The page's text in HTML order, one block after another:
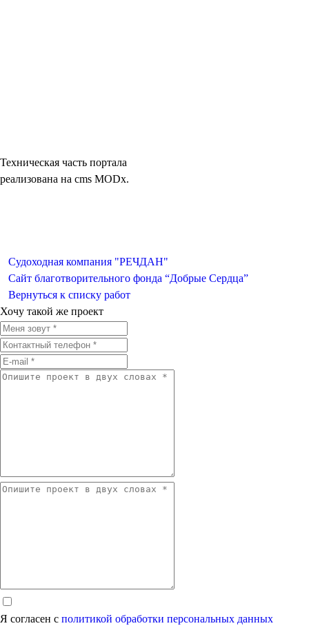
Техническая часть портала
реализована на cms MODx.
Судоходная компания "РЕЧДАН"
Сайт благотворительного фонда “Добрые Сердца”
Вернуться к списку работ
Хочу такой же проект
Я согласен с политикой обработки персональных данных